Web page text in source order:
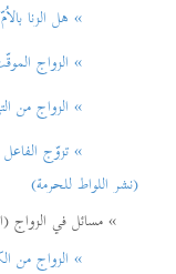
» هل الزنا بالاُمّ
» الزواج الموقّت
» الزواج من التي
» تزوّج الفاعل من
(نشر اللواط للحرمة)
» مسائل في الزواج
» الزواج من